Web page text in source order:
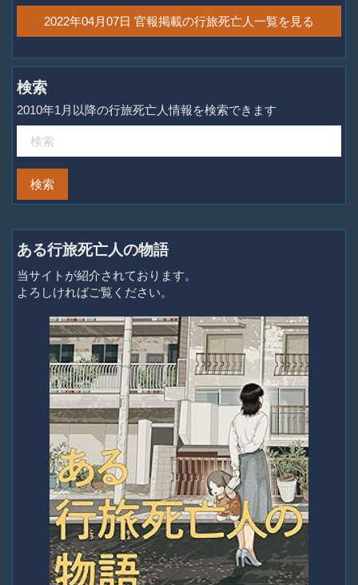
2022年04月07日 官報掲載の行旅死亡人一覧を見る
検索
2010年1月以降の行旅死亡人情報を検索できます
ある行旅死亡人の物語
当サイトが紹介されております。
よろしければご覧ください。